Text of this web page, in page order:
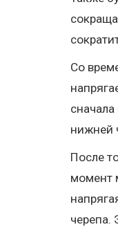
Со
нижней
После
момент
черепа.